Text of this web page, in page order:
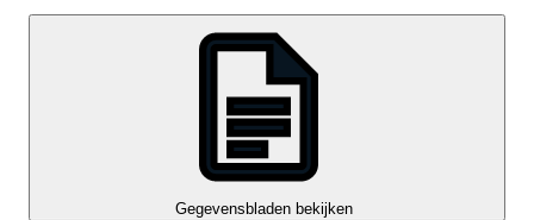
Gegevensbladen bekijken